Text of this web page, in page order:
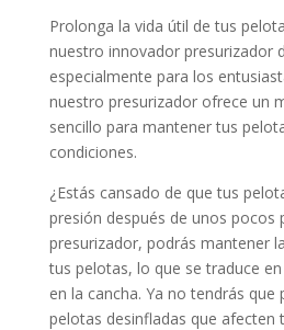
original
era:
$24.990.
Prolonga la vida útil de tus
nuestro innovador presurizador
especialmente para los
nuestro presurizador ofrece un
sencillo para mantener tus
condiciones.
¿Estás cansado de que tus
presión después de unos pocos
presurizador, podrás mantener
tus pelotas, lo que se traduce
en la cancha. Ya no tendrás
pelotas desinfladas que afecten